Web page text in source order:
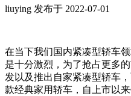
liuying 发布于 2022-07-01
在当下我们国内紧凑型轿车
是十分激烈，为了抢占更多
发以及推出自家紧凑型轿车
款经典家用轿车，自上市以